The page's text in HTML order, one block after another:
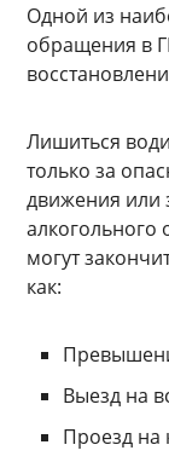
Одной из
обращения в
Лишиться
только за
движения или
алкогольного
могут
как:
Выезд на
Проезд на